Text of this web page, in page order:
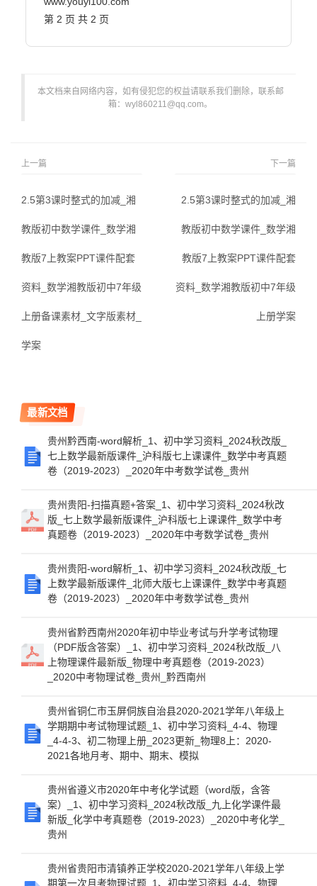
第 2 页 共 2 页
本文档来自网络内容，如有侵犯您的权益请联系我们删除，联系邮
箱：wyl860211@qq.com。
上一篇
2.5第3课时整式的加减_湘
教版初中数学课件_数学湘
教版7上教案PPT课件配套
资料_数学湘教版初中7年级
上册备课素材_文字版素材_
学案
下一篇
2.5第3课时整式的加减_湘
教版初中数学课件_数学湘
教版7上教案PPT课件配套
资料_数学湘教版初中7年级
上册学案
最新文档
贵州黔西南-word解析_1、初中学习资料_2024秋改版_
七上数学最新版课件_沪科版七上课课件_数学中考真题
卷（2019-2023）_2020年中考数学试卷_贵州
贵州贵阳-扫描真题+答案_1、初中学习资料_2024秋改
版_七上数学最新版课件_沪科版七上课课件_数学中考
真题卷（2019-2023）_2020年中考数学试卷_贵州
贵州贵阳-word解析_1、初中学习资料_2024秋改版_七
上数学最新版课件_北师大版七上课课件_数学中考真题
卷（2019-2023）_2020年中考数学试卷_贵州
贵州省黔西南州2020年初中毕业考试与升学考试物理
（PDF版含答案）_1、初中学习资料_2024秋改版_八
上物理课件最新版_物理中考真题卷（2019-2023）
_2020中考物理试卷_贵州_黔西南州
贵州省铜仁市玉屏侗族自治县2020-2021学年八年级上
学期期中考试物理试题_1、初中学习资料_4-4、物理
_4-4-3、初二物理上册_2023更新_物理8上：2020-
2021各地月考、期中、期末、模拟
贵州省遵义市2020年中考化学试题（word版，含答
案）_1、初中学习资料_2024秋改版_九上化学课件最
新版_化学中考真题卷（2019-2023）_2020中考化学_
贵州
贵州省贵阳市清镇养正学校2020-2021学年八年级上学
期第一次月考物理试题_1、初中学习资料_4-4、物理